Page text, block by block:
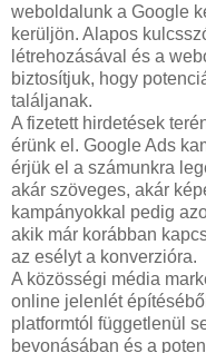
weboldalunk a Google
kerüljön. Alapos
létrehozásával és a
biztosítjuk, hogy
találjanak.
A fizetett hirdetések
érünk el. Google Ads
érjük el a számunkra
akár szöveges, akár
kampányokkal pedig
akik már korábban
az esélyt a konverzióra.
A közösségi média
online jelenlét
platformtól függetlenül
bevonásában és a